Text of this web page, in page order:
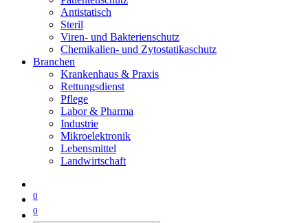
Antistatisch
Steril
Viren- und Bakterienschutz
Chemikalien- und Zytostatikaschutz
Branchen
Krankenhaus & Praxis
Rettungsdienst
Pflege
Labor & Pharma
Industrie
Mikroelektronik
Lebensmittel
Landwirtschaft
0
0